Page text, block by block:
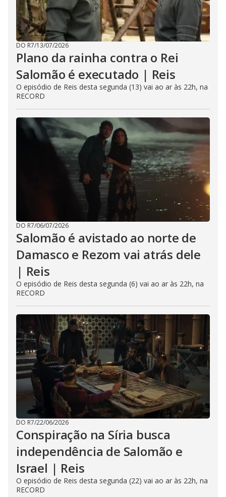
DO R7/13/07/2026
Plano da rainha contra o Rei
Salomão é executado | Reis
O episódio de Reis desta segunda (13) vai ao ar às 22h, na
RECORD
DO R7/06/07/2026
Salomão é avistado ao norte de
Damasco e Rezom vai atrás dele
| Reis
O episódio de Reis desta segunda (6) vai ao ar às 22h, na
RECORD
DO R7/22/06/2026
Conspiração na Síria busca
independência de Salomão e
Israel | Reis
O episódio de Reis desta segunda (22) vai ao ar às 22h, na
RECORD